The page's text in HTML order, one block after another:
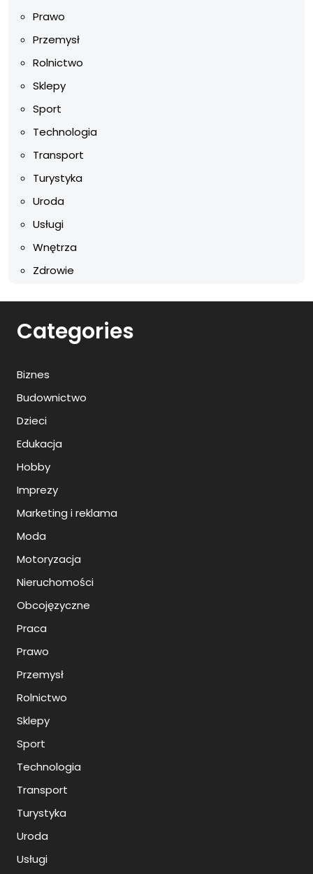
Prawo
Przemysł
Rolnictwo
Sklepy
Sport
Technologia
Transport
Turystyka
Uroda
Usługi
Wnętrza
Zdrowie
Categories
Biznes
Budownictwo
Dzieci
Edukacja
Hobby
Imprezy
Marketing i reklama
Moda
Motoryzacja
Nieruchomości
Obcojęzyczne
Praca
Prawo
Przemysł
Rolnictwo
Sklepy
Sport
Technologia
Transport
Turystyka
Uroda
Usługi